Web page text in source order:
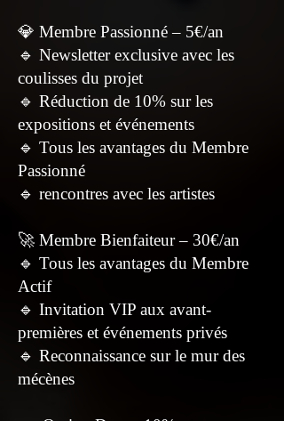
💎 Membre Passionné – 5€/an
🔹 Newsletter exclusive avec les
coulisses du projet
🔹 Réduction de 10% sur les
expositions et événements
🔹 Tous les avantages du Membre
Passionné
🔹 rencontres avec les artistes
🚀 Membre Bienfaiteur – 30€/an
🔹 Tous les avantages du Membre
Actif
🔹 Invitation VIP aux avant-
premières et événements privés
🔹 Reconnaissance sur le mur des
mécènes